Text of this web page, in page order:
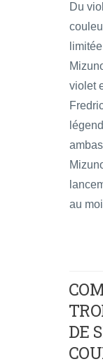
Du
violet
au
DE